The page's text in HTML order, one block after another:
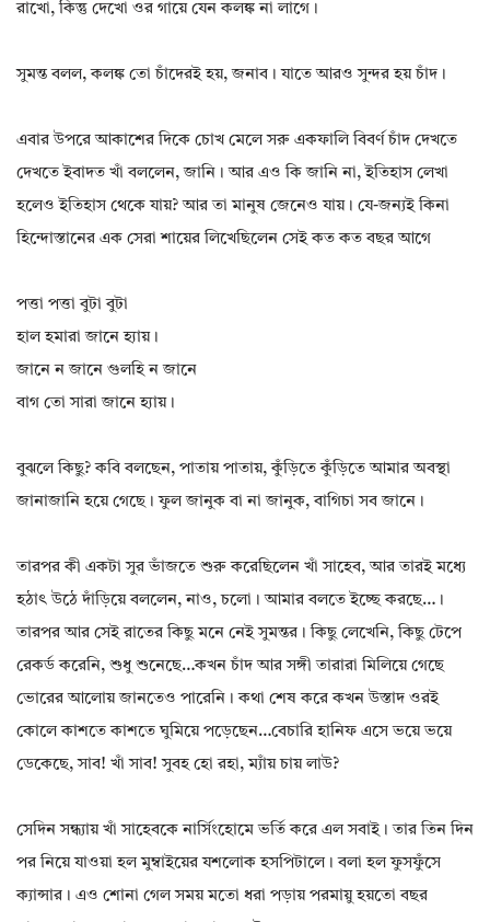
রাখো, কিন্তু দেখো ওর গায়ে যেন কলঙ্ক না লাগে।
সুমন্ত বলল, কলঙ্ক তো চাঁদেরই হয়, জনাব। যাতে আরও সুন্দর হয় চাঁদ।
এবার উপরে আকাশের দিকে চোখ মেলে সরু একফালি বিবর্ণ চাঁদ দেখতে
দেখতে ইবাদত খাঁ বললেন, জানি। আর এও কি জানি না, ইতিহাস লেখা
হলেও ইতিহাস থেকে যায়? আর তা মানুষ জেনেও যায়। যে-জন্যই কিনা
হিন্দোস্তানের এক সেরা শায়ের লিখেছিলেন সেই কত কত বছর আগে
পত্তা পত্তা বুটা বুটা
হাল হমারা জানে হ্যায়।
জানে ন জানে গুলহি ন জানে
বাগ তো সারা জানে হ্যায়।
বুঝলে কিছু? কবি বলছেন, পাতায় পাতায়, কুঁড়িতে কুঁড়িতে আমার অবস্থা
জানাজানি হয়ে গেছে। ফুল জানুক বা না জানুক, বাগিচা সব জানে।
তারপর কী একটা সুর ভাঁজতে শুরু করেছিলেন খাঁ সাহেব, আর তারই মধ্যে
হঠাৎ উঠে দাঁড়িয়ে বললেন, নাও, চলো। আমার বলতে ইচ্ছে করছে…।
তারপর আর সেই রাতের কিছু মনে নেই সুমন্তর। কিছু লেখেনি, কিছু টেপে
রেকর্ড করেনি, শুধু শুনেছে…কখন চাঁদ আর সঙ্গী তারারা মিলিয়ে গেছে
ভোরের আলোয় জানতেও পারেনি। কথা শেষ করে কখন উস্তাদ ওরই
কোলে কাশতে কাশতে ঘুমিয়ে পড়েছেন…বেচারি হানিফ এসে ভয়ে ভয়ে
ডেকেছে, সাব! খাঁ সাব! সুবহ হো রহা, ম্যাঁয় চায় লাউ?
সেদিন সন্ধ্যায় খাঁ সাহেবকে নার্সিংহোমে ভর্তি করে এল সবাই। তার তিন দিন
পর নিয়ে যাওয়া হল মুম্বাইয়ের যশলোক হসপিটালে। বলা হল ফুসফুঁসে
ক্যান্সার। এও শোনা গেল সময় মতো ধরা পড়ায় পরমায়ু হয়তো বছর